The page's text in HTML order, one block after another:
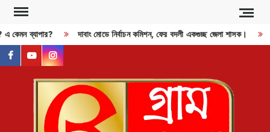
Skip
content
কেমন ব্যাপার? দাবাং মোডে নির্বাচন কমিশন, ফের বদলী একগুচ্ছ জেলা শাসক।
facebook
youtubeinstagram